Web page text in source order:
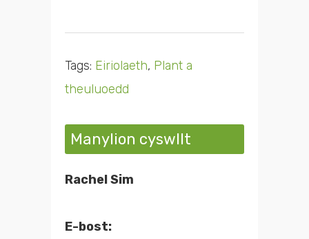
Tags: Eiriolaeth, Plant a
theuluoedd
Manylion cyswllt
Rachel Sim
E-bost: